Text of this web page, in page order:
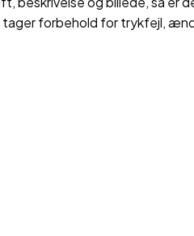
forbehold for trykfejl,